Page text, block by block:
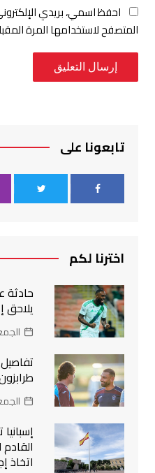
احفظ اسمي، بريدي
المتصفح لاستخدامها المرة
تابعونا على
اخترنا لكم
يلاحق
الجمعة, 7
الجمعة, 7
اتخاذ